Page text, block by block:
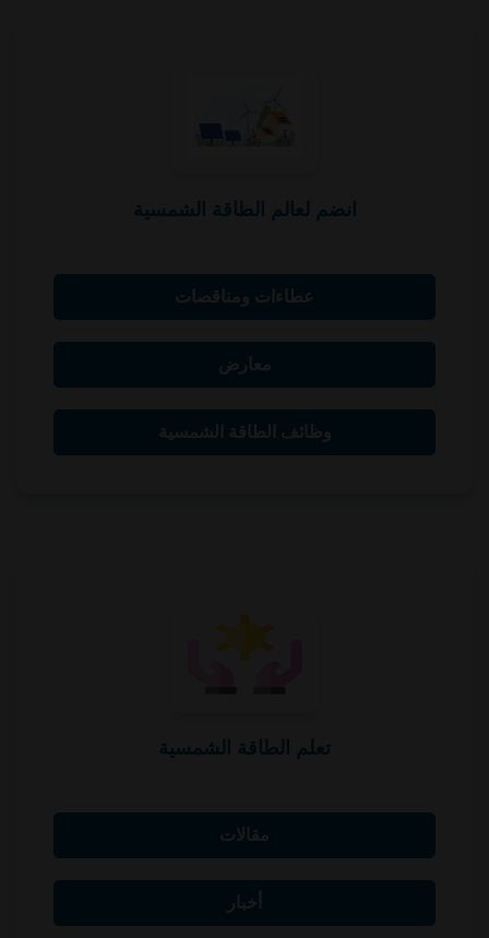
انضم لعالم الطاقة الشمسية
عطاءات ومناقصات
معارض
وظائف الطاقة الشمسية
تعلم الطاقة الشمسية
مقالات
أخبار